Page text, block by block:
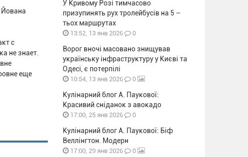
с
не знает.
еще
У Кривому Розі тимчасово
призупинять рух тролейбусів на 5 –
тьох маршрутах
13:52, 13 янв 2026 0
Ворог вночі масовано знищував
українську інфраструктуру у Києві та
Одесі, є потерпілі
10:54, 13 янв 2026 0
Кулінарний блог А. Паукової:
Красивий сніданок з авокадо
17:00, 25 янв 2026 0
Кулінарний блог А. Паукової: Біф
Веллінгтон. Модерн
17:00, 29 янв 2026 0